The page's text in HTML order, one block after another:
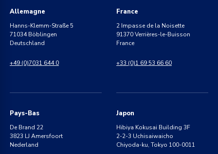
Allemagne
Hanns-Klemm-Straße 5
71034 Böblingen
Deutschland
+49 (0)7031 644 0
France
2 Impasse de la Noisette
91370 Verrières-le-Buisson
France
+33 (0)1 69 53 66 60
Pays-Bas
De Brand 22
3823 LJ Amersfoort
Nederland
Japon
Hibiya Kokusai Building 3F
2-2-3 Uchisaiwaicho
Chiyoda-ku, Tokyo 100-0011